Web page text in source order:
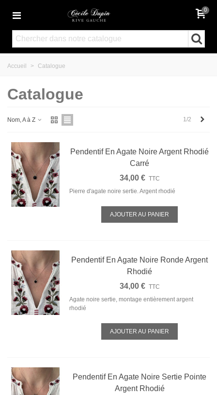
0
Accueil > Catalogue
Catalogue
Nom, A à Z 1/2
Pendentif En Agate Noire Argent Rhodié
Carré
34,00 € TTC
Pierre d'agate noire sertie. Argent rhodié
AJOUTER AU PANIER
Pendentif En Agate Noire Ronde Argent
Rhodié
34,00 € TTC
Agate noire sertie, montage entièrement argent
rhodié
AJOUTER AU PANIER
Pendentif En Agate Noire Sertie Pointe
Argent Rhodié